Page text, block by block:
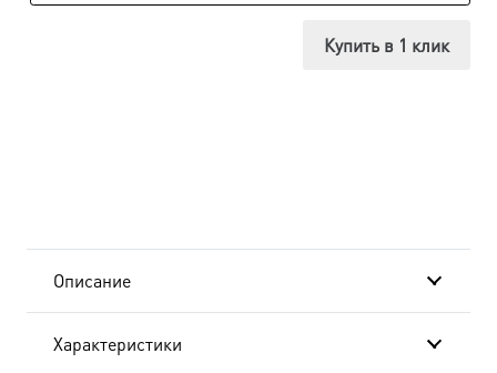
киоте
Купить в 1 клик
Описание
Характеристики